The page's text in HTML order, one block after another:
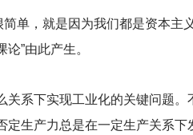
简单，就是因为我们都是资本
”由此产生。
关系下实现工业化的关键问题
定生产力总是在一定生产关系